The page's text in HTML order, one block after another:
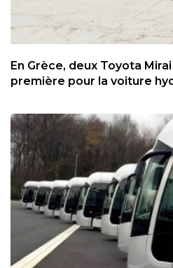
En Grèce, deux Toyota
première pour la voiture